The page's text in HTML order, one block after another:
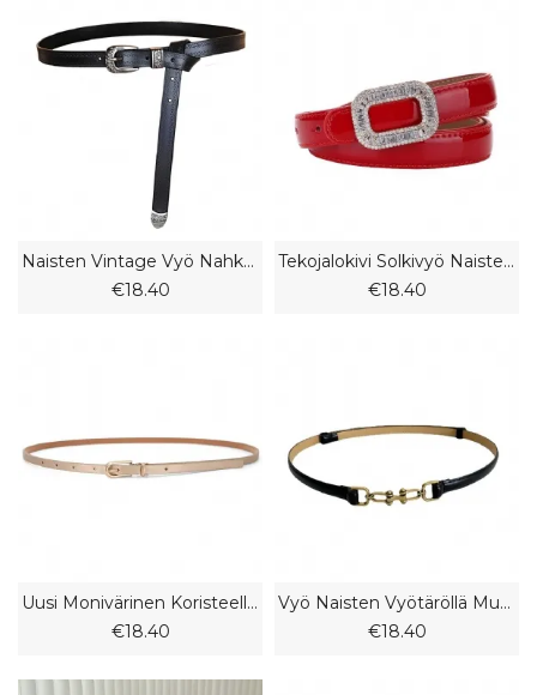
Naisten Vintage Vyö Nahkainen Koristevyö Trendikäs Uusi Kapea Kolmiosainen Puku
€18.40
Tekojalokivi Solkivyö Naisten Koristeellinen Mekko Kiiltonahka Vyö Aitoa Nahkaa Ohut Vyötärötiiviste
€18.40
Uusi Monivärinen Koristeellinen Mekko Villapaita Ohut Vyö Naisten Pu Vyö
€18.40
Vyö Naisten Vyötäröllä Muoti Retrovyö Mattamusta
€18.40